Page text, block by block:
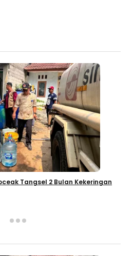
Tangsel 2 Bulan Kekeringan